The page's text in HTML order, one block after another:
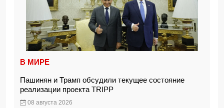
В МИРЕ
Пашинян и Трамп обсудили текущее состояние
реализации проекта TRIPP
08 августа 2026